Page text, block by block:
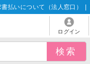
払いについて（法人窓口）
ログイン